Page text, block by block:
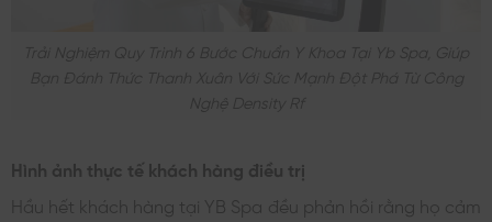
Trải Nghiệm Quy Trình 6 Bước Chuẩn Y Khoa Tại Yb Spa, Giúp
Bạn Đánh Thức Thanh Xuân Với Sức Mạnh Đột Phá Từ Công
Nghệ Density Rf
Hình ảnh thực tế khách hàng điều trị
Hầu hết khách hàng tại YB Spa đều phản hồi rằng họ cảm